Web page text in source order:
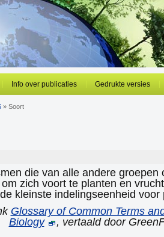
Info over publicaties Gedrukte versies
» Soort
die van alle andere groepen
zich voort te planten en
kleinste indelingseenheid
Glossary of Common Terms
Biology
, vertaald door